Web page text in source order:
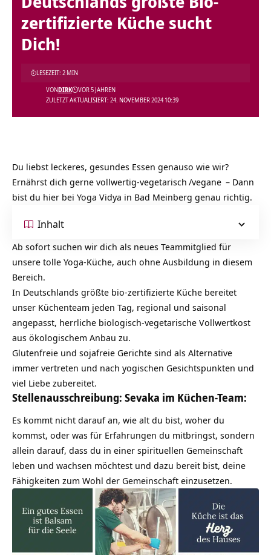
zertifizierte Küche sucht
Dich!
ZULETZT AKTUALISIERT: 24. NOVEMBER 2024 10:39
VONDIRK VOR 5 JAHREN
LESEZEIT: 2 MIN
Du liebst leckeres, gesundes Essen genauso wie wir?
Ernährst dich gerne vollwertig-vegetarisch /vegane – Dann
bist du hier bei Yoga Vidya in Bad Meinberg genau richtig.
Inhalt
Ab sofort suchen wir dich als neues Teammitglied für
unsere tolle Yoga-Küche, auch ohne Ausbildung in diesem
Bereich.
In Deutschlands größte bio-zertifizierte Küche bereitet
unser Küchenteam jeden Tag, regional und saisonal
angepasst, herrliche biologisch-vegetarische Vollwertkost
aus ökologischem Anbau zu.
Glutenfreie und sojafreie Gerichte sind als Alternative
immer vertreten und nach yogischen Gesichtspunkten und
viel Liebe zubereitet.
Stellenausschreibung: Sevaka im Küchen-Team:
Es kommt nicht darauf an, wie alt du bist, woher du
kommst, oder was für Erfahrungen du mitbringst, sondern
allein darauf, dass du in einer spirituellen Gemeinschaft
leben und wachsen möchtest und dazu bereit bist, deine
Fähigkeiten zum Wohl der Gemeinschaft einzusetzen.